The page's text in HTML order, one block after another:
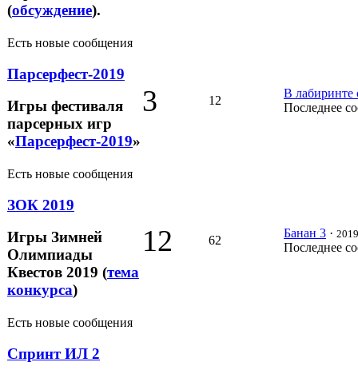
(обсуждение).
Есть новые сообщения
Парсерфест-2019
Игры фестиваля
парсерных игр
«Парсерфест-2019»
3 12
В лабиринте
Последнее
Есть новые сообщения
ЗОК 2019
Игры Зимней
Олимпиады
Квестов 2019 (тема
конкурса)
12 62
Банан 3 ·
Последнее
Есть новые сообщения
Спринт ИЛ 2